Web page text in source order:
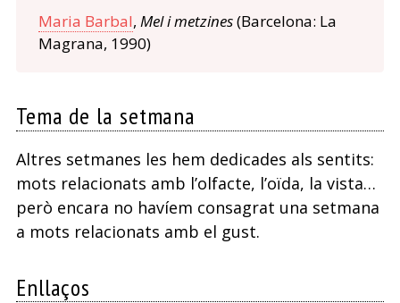
Maria Barbal, Mel i metzines(Barcelona: La
Magrana, 1990)
Tema de la setmana
Altres setmanes les hem dedicades als sentits:
mots relacionats amb l’olfacte, l’oïda, la vista…
però encara no havíem consagrat una setmana
a mots relacionats amb el gust.
Enllaços